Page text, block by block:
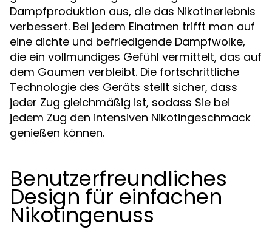
Dampfproduktion aus, die das Nikotinerlebnis
verbessert. Bei jedem Einatmen trifft man auf
eine dichte und befriedigende Dampfwolke,
die ein vollmundiges Gefühl vermittelt, das auf
dem Gaumen verbleibt. Die fortschrittliche
Technologie des Geräts stellt sicher, dass
jeder Zug gleichmäßig ist, sodass Sie bei
jedem Zug den intensiven Nikotingeschmack
genießen können.
Benutzerfreundliches
Design für einfachen
Nikotingenuss